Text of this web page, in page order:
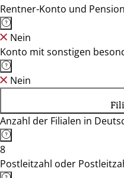
Rentner-Konto und
Nein
Konto mit sonstigen
Nein
Anzahl der Filialen in
8
Postleitzahl oder